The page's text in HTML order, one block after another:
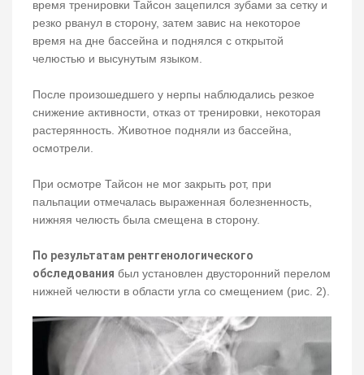
время тренировки Тайсон зацепился зубами за сетку и
резко рванул в сторону, затем завис на некоторое
время на дне бассейна и поднялся с открытой
челюстью и высунутым языком.
После произошедшего у нерпы наблюдались резкое
снижение активности, отказ от тренировки, некоторая
растерянность. Животное подняли из бассейна,
осмотрели.
При осмотре Тайсон не мог закрыть рот, при
пальпации отмечалась выраженная болезненность,
нижняя челюсть была смещена в сторону.
По результатам рентгенологического
обследования был установлен двусторонний перелом
нижней челюсти в области угла со смещением (рис. 2).